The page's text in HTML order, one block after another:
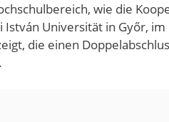
wie die
István Universität in Győr,
die einen